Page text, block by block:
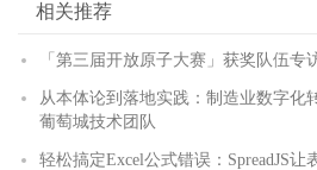
相关推荐
「第三届开放原子大赛」获奖队伍专
从本体论到落地实践：制造业数字化
葡萄城技术团队
轻松搞定Excel公式错误：SpreadJS